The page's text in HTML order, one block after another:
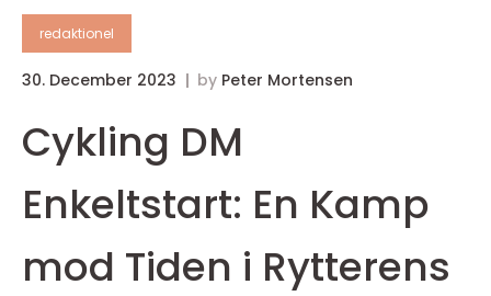
redaktionel
30. December 2023 by Peter Mortensen
Cykling DM
Enkeltstart: En Kamp
mod Tiden i Rytterens